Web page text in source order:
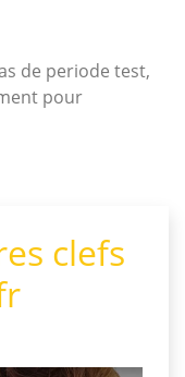
de periode test,
pour
clefs